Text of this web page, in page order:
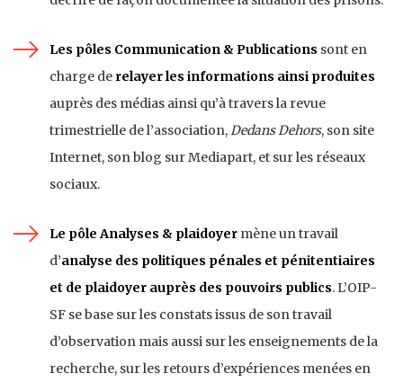
Les pôles Communication & Publications sont en
charge de relayer les informations ainsi produites
auprès des médias ainsi qu’à travers la revue
trimestrielle de l’association, Dedans Dehors, son site
Internet, son blog sur Mediapart, et sur les réseaux
sociaux.
Le pôle Analyses & plaidoyer mène un travail
d’analyse des politiques pénales et pénitentiaires
et de plaidoyer auprès des pouvoirs publics. L’OIP-
SF se base sur les constats issus de son travail
d’observation mais aussi sur les enseignements de la
recherche, sur les retours d’expériences menées en